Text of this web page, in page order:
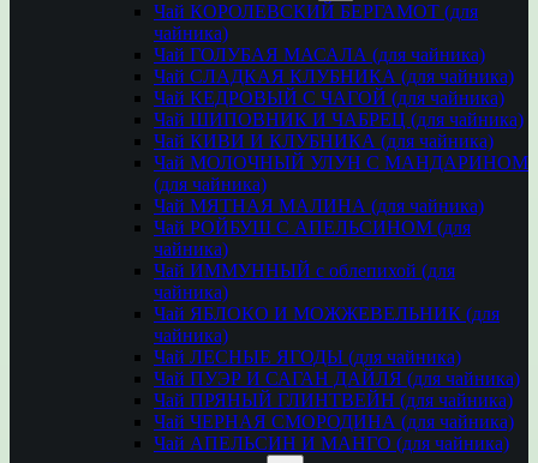
Чай КОРОЛЕВСКИЙ БЕРГАМОТ (для
чайника)
Чай ГОЛУБАЯ МАСАЛА (для чайника)
Чай СЛАДКАЯ КЛУБНИКА (для чайника)
Чай КЕДРОВЫЙ С ЧАГОЙ (для чайника)
Чай ШИПОВНИК И ЧАБРЕЦ (для чайника)
Чай КИВИ И КЛУБНИКА (для чайника)
Чай МОЛОЧНЫЙ УЛУН С МАНДАРИНОМ
(для чайника)
Чай МЯТНАЯ МАЛИНА (для чайника)
Чай РОЙБУШ С АПЕЛЬСИНОМ (для
чайника)
Чай ИММУННЫЙ с облепихой (для
чайника)
Чай ЯБЛОКО И МОЖЖЕВЕЛЬНИК (для
чайника)
Чай ЛЕСНЫЕ ЯГОДЫ (для чайника)
Чай ПУЭР И САГАН ДАЙЛЯ (для чайника)
Чай ПРЯНЫЙ ГЛИНТВЕЙН (для чайника)
Чай ЧЕРНАЯ СМОРОДИНА (для чайника)
Чай АПЕЛЬСИН И МАНГО (для чайника)